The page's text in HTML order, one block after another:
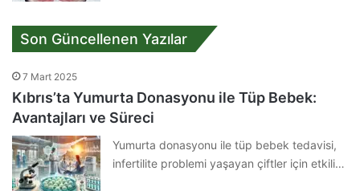
Son Güncellenen Yazılar
7 Mart 2025
Kıbrıs’ta Yumurta Donasyonu ile Tüp Bebek:
Avantajları ve Süreci
Yumurta donasyonu ile tüp bebek tedavisi,
infertilite problemi yaşayan çiftler için etkili…